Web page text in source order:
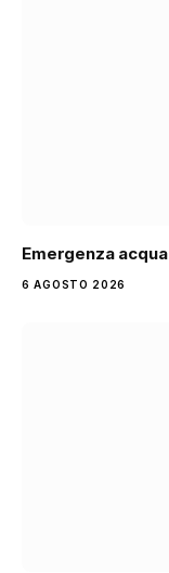
Emergenza
6 AGOSTO 2026